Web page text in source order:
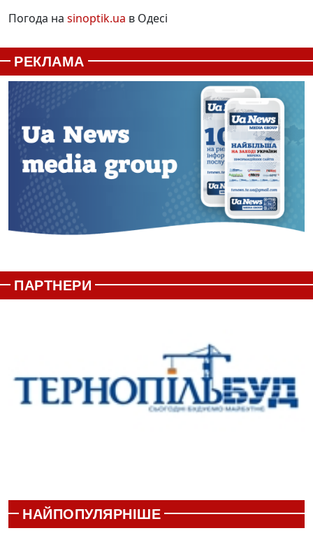
Погода на sinoptik.ua в Одесі
РЕКЛАМА
ПАРТНЕРИ
НАЙПОПУЛЯРНІШЕ